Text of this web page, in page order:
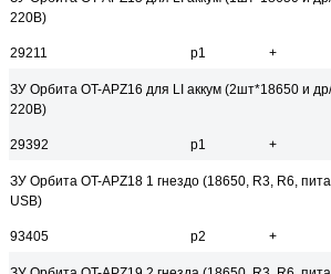
220B)
29211 р1 +
ЗУ Орбита OT-APZ16 для LI аккум (2шт*18650 и
220B)
29392 р1 +
ЗУ Орбита OT-APZ18 1 гнездо (18650, R3, R6,
USB)
93405 р2 +